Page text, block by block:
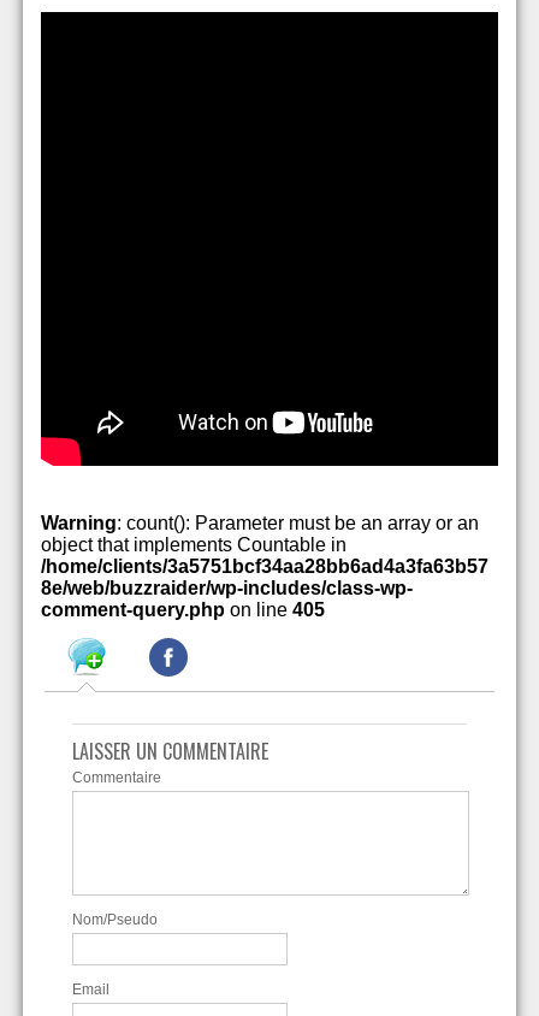
Warning: count(): Parameter must be an array or an
object that implements Countable in
/home/clients/3a5751bcf34aa28bb6ad4a3fa63b57
8e/web/buzzraider/wp-includes/class-wp-
comment-query.php on line 405
LAISSER UN COMMENTAIRE
Commentaire
Nom/Pseudo
Email